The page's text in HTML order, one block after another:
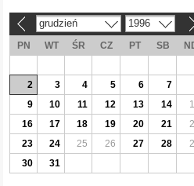
grudzień 1996
PN WT ŚR CZ PT SB
2
3 4 5 6 7
9
10 11 12 13 14
16
17 18 19 20 21
23
24 25 26 27 28
30
31